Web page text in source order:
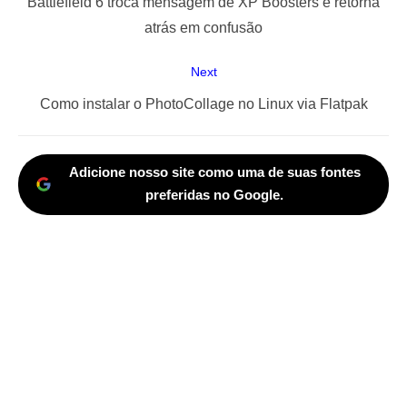
atrás em confusão
Next
Next
Como instalar o PhotoCollage no Linux via Flatpak
Adicione nosso site como uma de suas fontes
preferidas no Google.